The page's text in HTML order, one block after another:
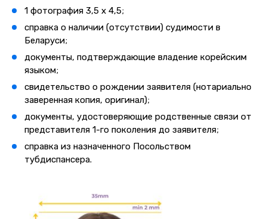
1 фотография 3,5 х 4,5;
справка о наличии (отсутствии) судимости в
Беларуси;
документы, подтверждающие владение корейским
языком;
свидетельство о рождении заявителя (нотариально
заверенная копия, оригинал);
документы, удостоверяющие родственные связи от
представителя 1-го поколения до заявителя;
справка из назначенного Посольством
тубдиспансера.